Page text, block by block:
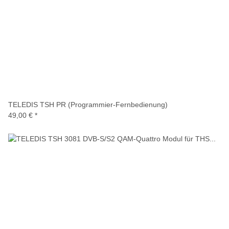
TELEDIS TSH PR (Programmier-Fernbedienung)
49,00 € *